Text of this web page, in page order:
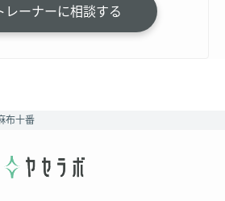
レーナーに相談する
布十番